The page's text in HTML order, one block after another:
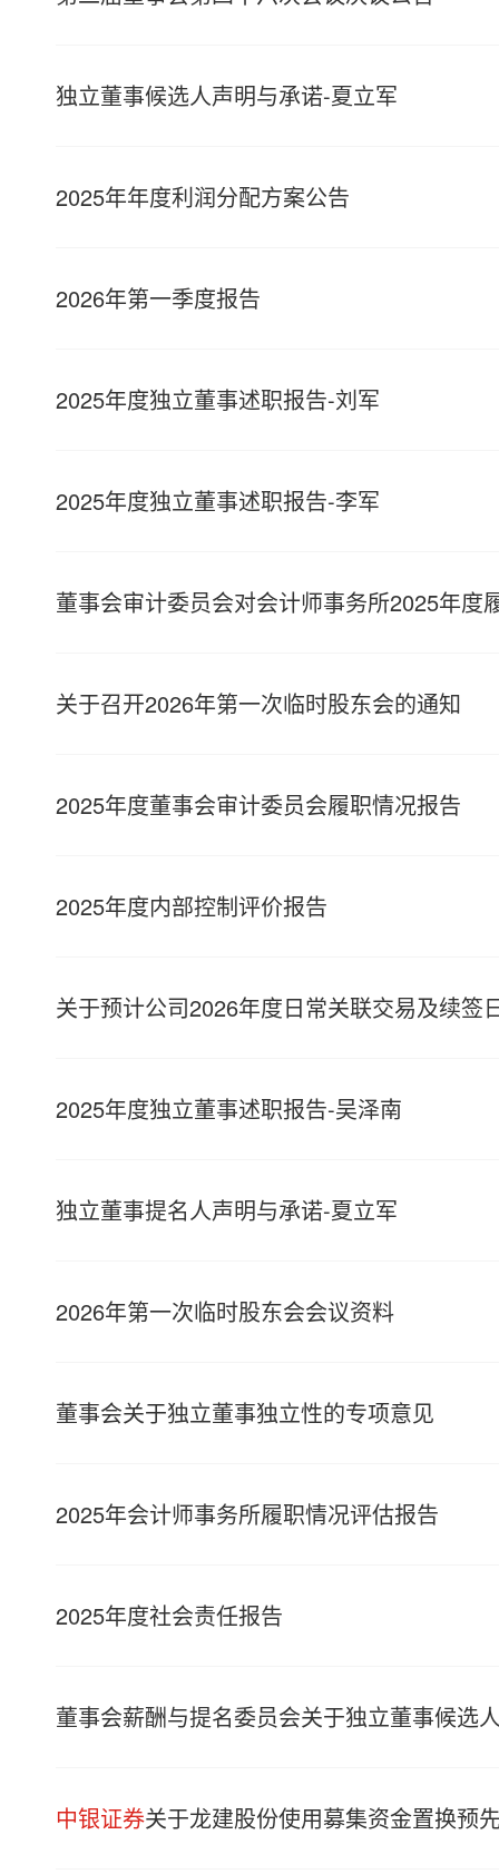
独立董事候选人声明与承诺-夏立军
2025年年度利润分配方案公告
2026年第一季度报告
2025年度独立董事述职报告-刘军
2025年度独立董事述职报告-李军
董事会审计委员会对会计师事务所2025年度
关于召开2026年第一次临时股东会的通知
2025年度董事会审计委员会履职情况报告
2025年度内部控制评价报告
关于预计公司2026年度日常关联交易及续签
2025年度独立董事述职报告-吴泽南
独立董事提名人声明与承诺-夏立军
2026年第一次临时股东会会议资料
董事会关于独立董事独立性的专项意见
2025年会计师事务所履职情况评估报告
2025年度社会责任报告
董事会薪酬与提名委员会关于独立董事候选
中银证券关于龙建股份使用募集资金置换预